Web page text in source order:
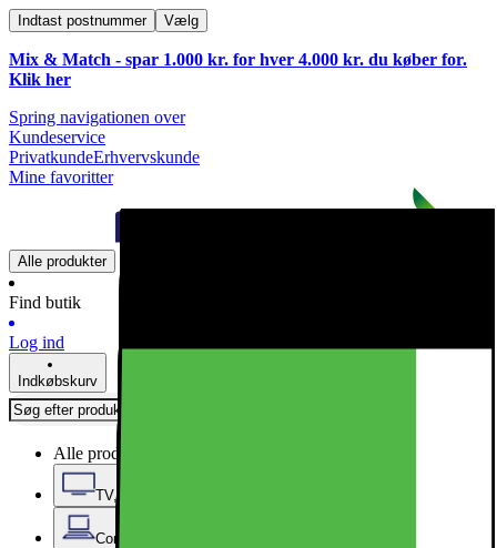
Indtast postnummer Vælg
Mix & Match - spar 1.000 kr. for hver 4.000 kr. du køber for.
Klik her
Spring navigationen over
Kundeservice
PrivatkundeErhvervskunde
Mine favoritter
Alle produkter
Find butik
Log ind
Indkøbskurv
Alle produkter
TV, Lyd & Smart Home
Computer & Kontor